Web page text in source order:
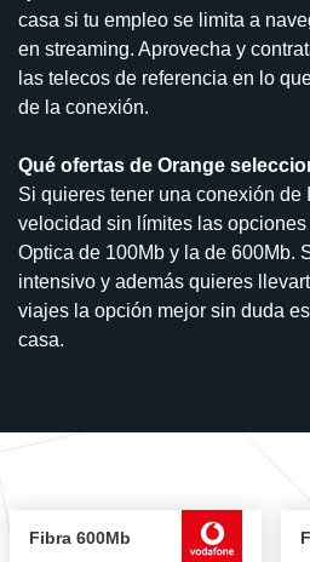
casa si tu empleo se limita a
en streaming. Aprovecha y
las telecos de referencia en lo
de la conexión.
Qué ofertas de Orange
Si quieres tener una conexión de
velocidad sin límites las
Optica de 100Mb y la de 600Mb.
intensivo y además quieres
viajes la opción mejor sin duda
casa.
Fibra 600Mb